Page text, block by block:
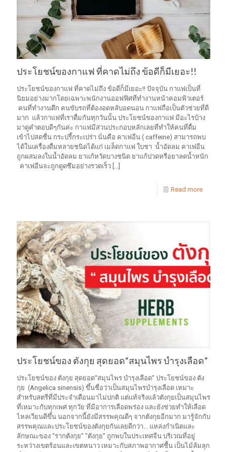
ประโยชน์ของกาแฟ ที่คาดไม่ถึง ข้อดีก็มีเยอะ!!
ประโยชน์ของกาแฟ ที่คาดไม่ถึง ข้อดีก็มีเยอะ!! ปัจจุบัน กาแฟเป็นที่
นิยมอย่างมากโดยเฉพาะพนักงานออฟฟิศที่ทำงานหน้าคอมพิวเตอร์
คนที่ทำงานดึก คนขับรถที่ต้องอดหลับอดนอน กาแฟถือเป็นตัวช่วยที่ดี
มาก แล้วกาแฟที่เราดื่มกันทุกวันนั้น ประโยชน์ของกาแฟ มีอะไรบ้าง
มาดูคำตอบดีๆกันค่ะ กาแฟมีส่วนประกอบหลักเลยที่ทำให้คนที่ดื่ม
เข้าไปสดชื่น กระปรี้กระเปร่า นั่นคือ คาเฟอีน ( caffeine) สามารถพบ
ได้ในเครื่องดื่มหลายชนิดได้แก่ เมล็ดกาแฟ ใบชา น้ำอัดลม คาเฟอีน
ถูกผสมลงในน้ำอัดลม ยาแก้หวัดบางชนิด ยาแก้ปวดหรือยาลดน้ำหนัก
คาเฟอีนจะถูกดูดซึมอย่างรวดเร็ว
Read more
ประโยชน์ของ ตังกุย สุดยอด“สมุนไพร บำรุงเลือด”
ประโยชน์ของ ตังกุย สุดยอด“สมุนไพร บำรุงเลือด” ประโยชน์ของ ตัง
กุย (Angelica sinensis) ขึ้นชื่อว่าเป็นสมุนไพรบำรุงเลือด เหมาะ
สำหรับสตรีที่มีประจำเดือนมาไม่ปกติ แต่แท้จริงแล้วตังกุยเป็นสมุนไพร
ที่เหมาะกับทุกเพศ ทุกวัย ที่มีอาการเลือดพร่อง และยังช่วยทำให้เลือด
ไหลเวียนดีขึ้น นอกจากนี้ยังมีสรรพคุณดีๆ จากตังกุยอีกมาก มารู้จักกับ
สรรพคุณและประโยชน์ของตังกุยกันเลยดีกว่า... แหล่งกำเนิดและ
ลักษณะของ "รากตังกุย" "ตังกุย" ถูกพบในประเทศจีน บริเวณที่อยู่
ระหว่างเขตร้อนและเขตหนาว เหมาะกับสภาพอากาศชื้น เป็นไม้ล้มลุก